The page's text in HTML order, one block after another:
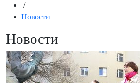
/
Новости
Новости